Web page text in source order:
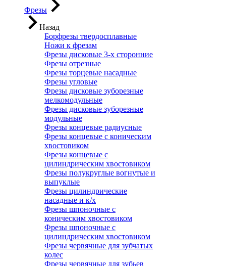
Фрезы
Назад
Борфрезы твердосплавные
Ножи к фрезам
Фрезы дисковые 3-х сторонние
Фрезы отрезные
Фрезы торцевые насадные
Фрезы угловые
Фрезы дисковые зуборезные
мелкомодульные
Фрезы дисковые зуборезные
модульные
Фрезы концевые радиусные
Фрезы концевые с коническим
хвостовиком
Фрезы концевые с
цилиндрическим хвостовиком
Фрезы полукруглые вогнутые и
выпуклые
Фрезы цилиндрические
насадные и к/х
Фрезы шпоночные с
коническим хвостовиком
Фрезы шпоночные с
цилиндрическим хвостовиком
Фрезы червячные для зубчатых
колес
Фрезы червячные для зубьев